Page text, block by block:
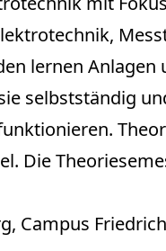
lernen Anlagen
selbstständig
Die
Campus